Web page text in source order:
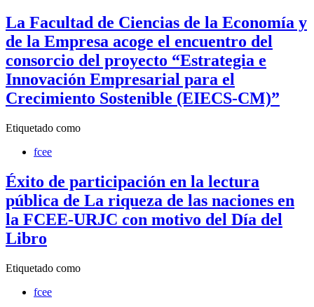
La Facultad de Ciencias de la Economía y
de la Empresa acoge el encuentro del
consorcio del proyecto “Estrategia e
Innovación Empresarial para el
Crecimiento Sostenible (EIECS-CM)”
Etiquetado como
fcee
Éxito de participación en la lectura
pública de La riqueza de las naciones en
la FCEE‑URJC con motivo del Día del
Libro
Etiquetado como
fcee